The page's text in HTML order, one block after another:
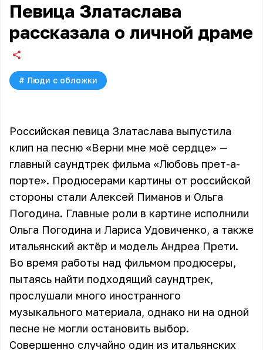
Певица Златаслава
рассказала о личной драме
# Люди с обложки
Российская певица Златаслава выпустила
клип на песню «Верни мне моё сердце» —
главный саундтрек фильма «Любовь прет-а-
порте». Продюсерами картины от российской
стороны стали Алексей Пиманов и Ольга
Погодина. Главные роли в картине исполнили
Ольга Погодина и Лариса Удовиченко, а также
итальянский актёр и модель Андреа Прети.
Во время работы над фильмом продюсеры,
пытаясь найти подходящий саундтрек,
прослушали много иностранного
музыкального материала, однако ни на одной
песне не могли остановить выбор.
Совершенно случайно один из итальянских